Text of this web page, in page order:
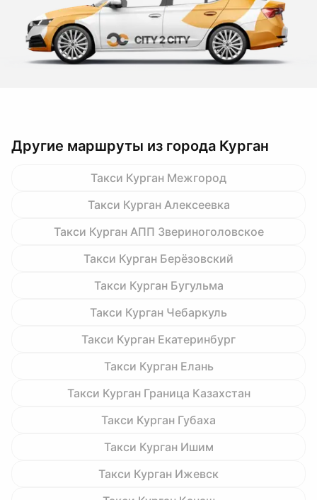
Другие маршруты из города Курган
Такси Курган Межгород
Такси Курган Алексеевка
Такси Курган АПП Звериноголовское
Такси Курган Берёзовский
Такси Курган Бугульма
Такси Курган Чебаркуль
Такси Курган Екатеринбург
Такси Курган Елань
Такси Курган Граница Казахстан
Такси Курган Губаха
Такси Курган Ишим
Такси Курган Ижевск